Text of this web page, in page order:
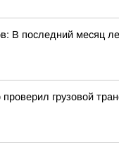
В последний месяц
проверил грузовой